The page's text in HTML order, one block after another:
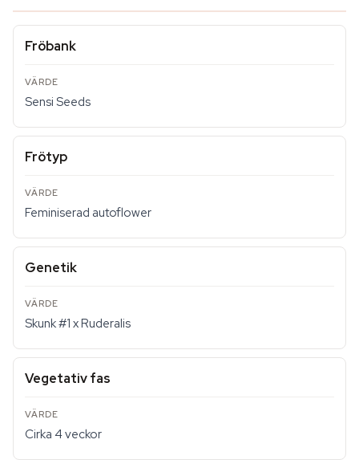
Fröbank
Sensi Seeds
Frötyp
Feminiserad autoflower
Genetik
Skunk #1 x Ruderalis
Vegetativ fas
Cirka 4 veckor